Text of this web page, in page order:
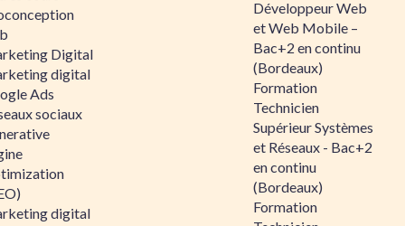
Digital
digital
Ads
sociaux
digital
Développeur Web
et Web Mobile –
Bac+2 en continu
(Bordeaux)
Formation
Technicien
Supérieur Systèmes
et Réseaux - Bac+2
en continu
(Bordeaux)
Formation